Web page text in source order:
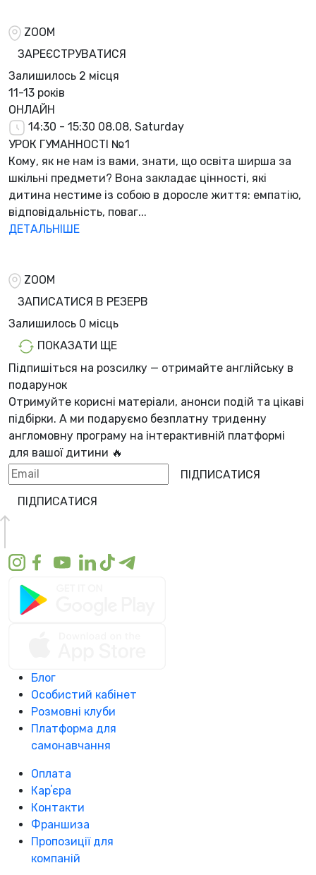
ZOOM
ЗАРЕЄСТРУВАТИСЯ
Залишилось 2 місця
11-13 років
ОНЛАЙН
14:30 - 15:30 08.08, Saturday
УРОК ГУМАННОСТІ №1
Кому, як не нам із вами, знати, що освіта ширша за
шкільні предмети? Вона закладає цінності, які
дитина нестиме із собою в доросле життя: емпатію,
відповідальність, поваг...
ДЕТАЛЬНІШЕ
ZOOM
ЗАПИСАТИСЯ В РЕЗЕРВ
Залишилось 0 місць
ПОКАЗАТИ ЩЕ
Підпишіться на розсилку — отримайте англійську в
подарунок
Отримуйте корисні матеріали, анонси подій та цікаві
підбірки. А ми подаруємо безплатну триденну
англомовну програму на інтерактивній платформі
для вашої дитини 🔥
ПІДПИСАТИСЯ
ПІДПИСАТИСЯ
Блог
Особистий кабінет
Розмовні клуби
Платформа для
самонавчання
Оплата
Карʼєра
Контакти
Франшиза
Пропозиції для
компаній